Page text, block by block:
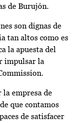
de Burujón.
son dignas de
tan altos como es
la apuesta del
impulsar la
la empresa de
que contamos
de satisfacer